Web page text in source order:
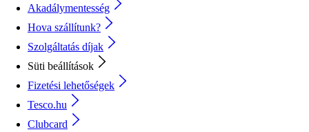
Akadálymentesség
Hova szállítunk?
Szolgáltatás díjak
Süti beállítások
Fizetési lehetőségek
Tesco.hu
Clubcard